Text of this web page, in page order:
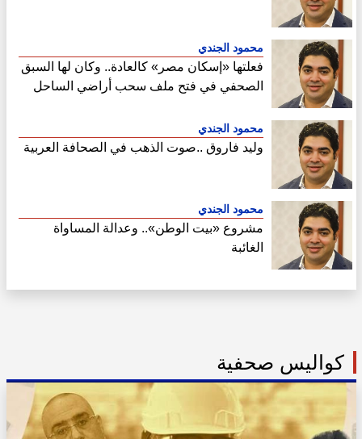
محمود الجندي
فعلتها «إسكان مصر» كالعادة.. وكان لها السبق
الصحفي في فتح ملف سحب أراضي الساحل
محمود الجندي
وليد فاروق ..صوت الذهب في الصحافة العربية
محمود الجندي
مشروع «بيت الوطن».. وعدالة المساواة
الغائبة
كواليس صحفية